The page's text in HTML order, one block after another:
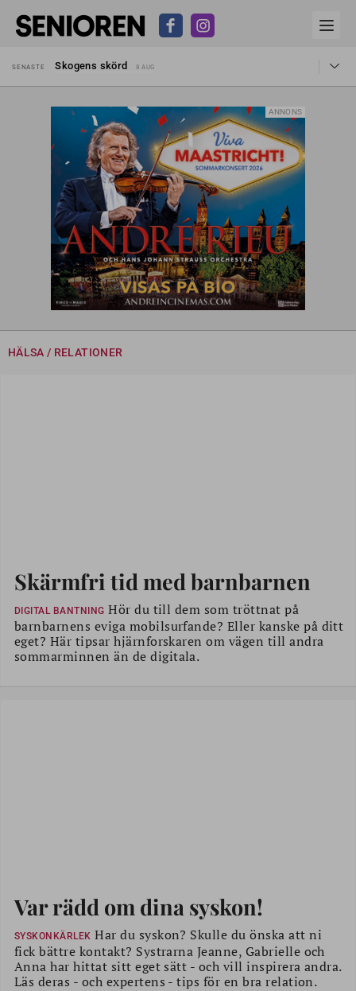
SENASTE
Skogens skörd
8 AUG
Kravet: Nu måste 65-årsgränsen bort
30 JUL
Dom öppnar för rätt till garantipension
30 JUL
Snart kan telefonförsäljning förbjudas i Sverige
Hyror rusar ifrån äldres bostadstillägg
28 JUL
Skogens skörd 8 AUG
ANNONS
HÄLSA / RELATIONER
Skärmfri tid med barnbarnen
DIGITAL BANTNING Hör du till dem som tröttnat på
barnbarnens eviga mobilsurfande? Eller kanske på ditt
eget? Här tipsar hjärnforskaren om vägen till andra
sommarminnen än de digitala.
Var rädd om dina syskon!
SYSKONKÄRLEK Har du syskon? Skulle du önska att ni
fick bättre kontakt? Systrarna Jeanne, Gabrielle och
Anna har hittat sitt eget sätt - och vill inspirera andra.
Läs deras - och expertens - tips för en bra relation.